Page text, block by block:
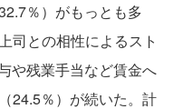
％）がもっとも多
司との相性によるスト
や残業手当など賃金へ
24.5％）が続いた。計